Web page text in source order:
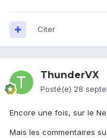
Citer
ThunderVX
Posté(e) 28
Encore une fois, sur le
Mais les commentaires